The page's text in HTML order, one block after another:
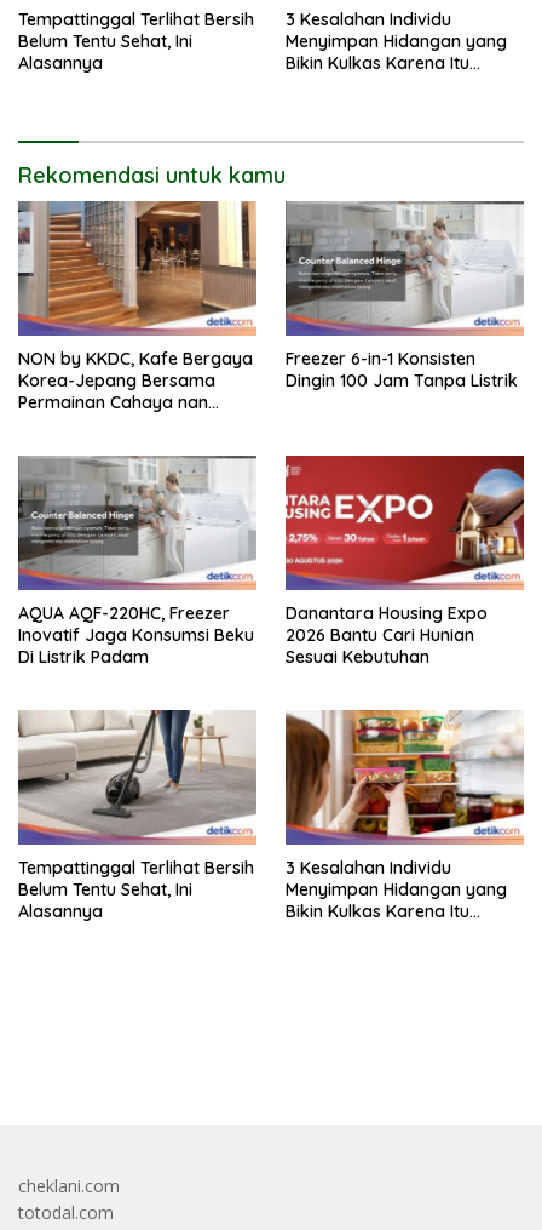
Tempattinggal Terlihat Bersih
Belum Tentu Sehat, Ini
Alasannya
3 Kesalahan Individu
Menyimpan Hidangan yang
Bikin Kulkas Karena Itu
Rekomendasi untuk kamu
NON by KKDC, Kafe Bergaya
Korea-Jepang Bersama
Permainan Cahaya nan
Freezer 6-in-1 Konsisten
Dingin 100 Jam Tanpa Listrik
AQUA AQF-220HC, Freezer
Inovatif Jaga Konsumsi Beku
Di Listrik Padam
Danantara Housing Expo
2026 Bantu Cari Hunian
Sesuai Kebutuhan
Tempattinggal Terlihat Bersih
Belum Tentu Sehat, Ini
Alasannya
3 Kesalahan Individu
Menyimpan Hidangan yang
Bikin Kulkas Karena Itu
cheklani.com
totodal.com